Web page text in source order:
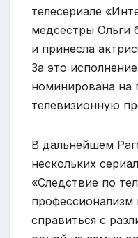
телесериале
медсестры Ольги
и принесла
За это
номинирована на
телевизионную
В дальнейшем
нескольких
«Следствие по
профессионализм
справиться с